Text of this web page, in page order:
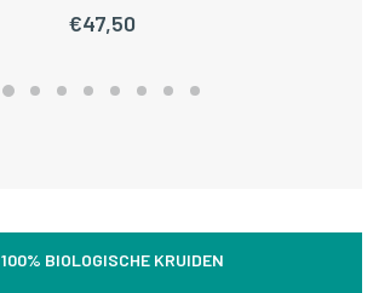
€47,50
BIOLOGISCHE KRUIDEN